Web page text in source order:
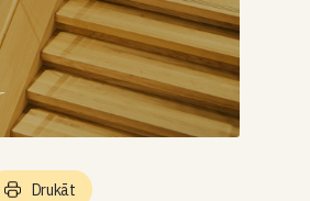
Drukāt